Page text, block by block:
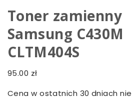
Toner zamienny
Samsung C430M
CLTM404S
95.00 zł
Cena w ostatnich 30 dniach nie